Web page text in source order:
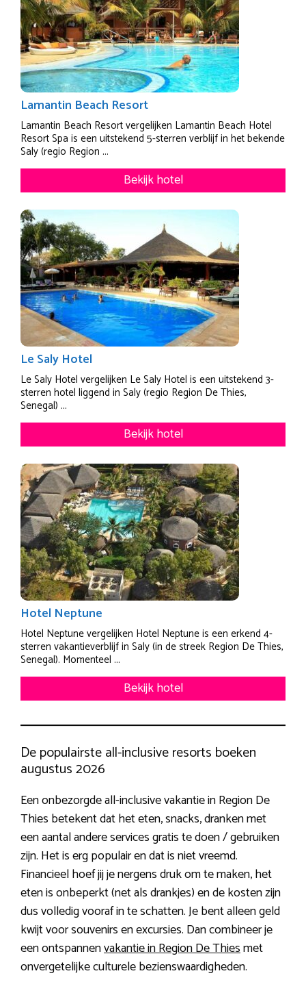
Lamantin Beach Resort
Lamantin Beach Resort vergelijken Lamantin Beach Hotel
Resort Spa is een uitstekend 5-sterren verblijf in het bekende
Saly (regio Region ...
Bekijk hotel
Le Saly Hotel
Le Saly Hotel vergelijken Le Saly Hotel is een uitstekend 3-
sterren hotel liggend in Saly (regio Region De Thies,
Senegal) ...
Bekijk hotel
Hotel Neptune
Hotel Neptune vergelijken Hotel Neptune is een erkend 4-
sterren vakantieverblijf in Saly (in de streek Region De Thies,
Senegal). Momenteel ...
Bekijk hotel
De populairste all-inclusive resorts boeken
augustus 2026
Een onbezorgde all-inclusive vakantie in Region De
Thies betekent dat het eten, snacks, dranken met
een aantal andere services gratis te doen / gebruiken
zijn. Het is erg populair en dat is niet vreemd.
Financieel hoef jij je nergens druk om te maken, het
eten is onbeperkt (net als drankjes) en de kosten zijn
dus volledig vooraf in te schatten. Je bent alleen geld
kwijt voor souvenirs en excursies. Dan combineer je
een ontspannenvakantie in Region De Thiesmet
onvergetelijke culturele bezienswaardigheden.